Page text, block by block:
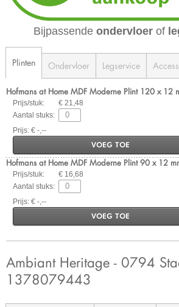
Bijpassende ondervloer of
Plinten Ondervloer Legservice
Hofmans at Home MDF Moderne Plint 120 x 12
Prijs/stuk:
€ 21,48
Aantal stuks:
Prijs: € -,--
VOEG TOE
Hofmans at Home MDF Moderne Plint 90 x 12
Prijs/stuk:
€ 16,68
Aantal stuks:
Prijs: € -,--
VOEG TOE
Ambiant Heritage - 0794
1378079443